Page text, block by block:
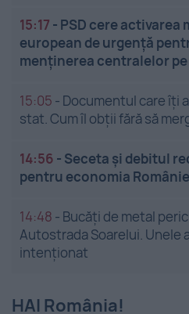
15:17 - PSD cere activarea
european de urgență
menținerea centralelor
15:05 - Documentul care îți
stat. Cum îl obții fără să
14:56 - Seceta și debitul
pentru economia
14:48 - Bucăți de metal
Autostrada Soarelui. Unele
intenționat
HAI România!